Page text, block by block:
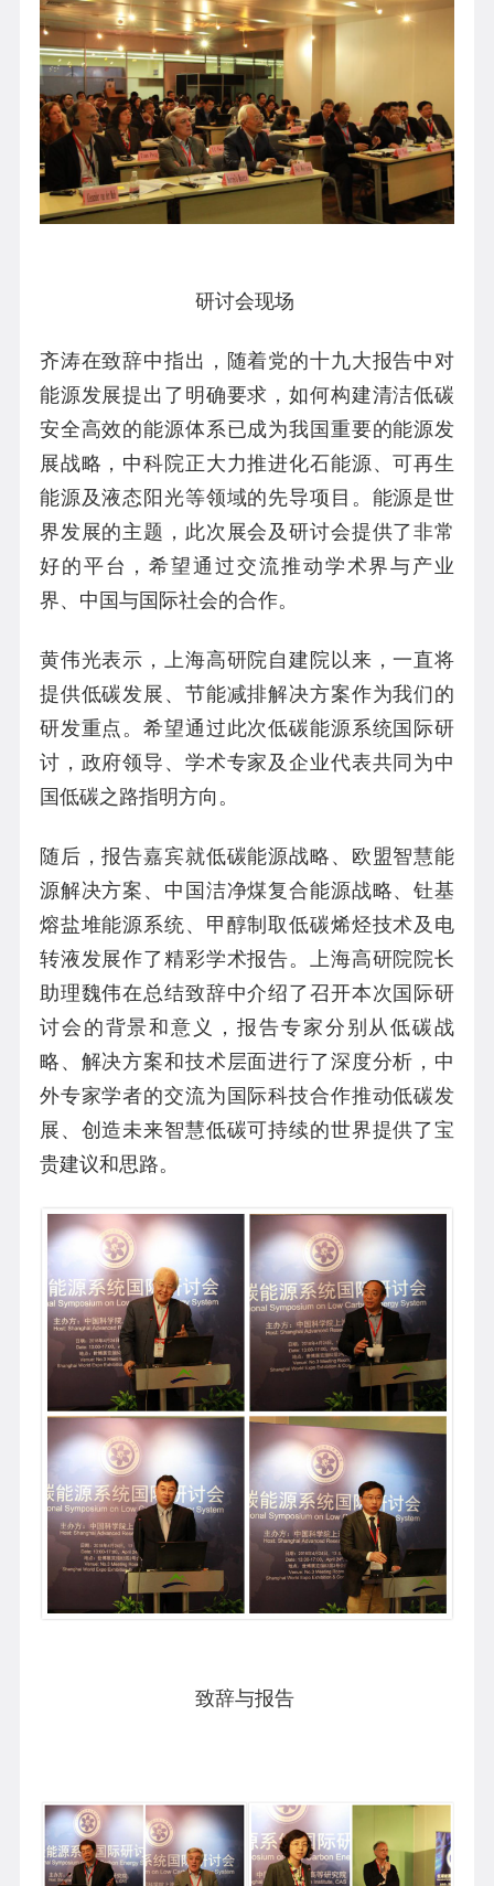
研讨会现场
齐涛在致辞中指出，随着党的十九大报告中对
能源发展提出了明确要求，如何构建清洁低碳
安全高效的能源体系已成为我国重要的能源发
展战略，中科院正大力推进化石能源、可再生
能源及液态阳光等领域的先导项目。能源是世
界发展的主题，此次展会及研讨会提供了非常
好的平台，希望通过交流推动学术界与产业
界、中国与国际社会的合作。
黄伟光表示，上海高研院自建院以来，一直将
提供低碳发展、节能减排解决方案作为我们的
研发重点。希望通过此次低碳能源系统国际研
讨，政府领导、学术专家及企业代表共同为中
国低碳之路指明方向。
随后，报告嘉宾就低碳能源战略、欧盟智慧能
源解决方案、中国洁净煤复合能源战略、钍基
熔盐堆能源系统、甲醇制取低碳烯烃技术及电
转液发展作了精彩学术报告。上海高研院院长
助理魏伟在总结致辞中介绍了召开本次国际研
讨会的背景和意义，报告专家分别从低碳战
略、解决方案和技术层面进行了深度分析，中
外专家学者的交流为国际科技合作推动低碳发
展、创造未来智慧低碳可持续的世界提供了宝
贵建议和思路。
致辞与报告